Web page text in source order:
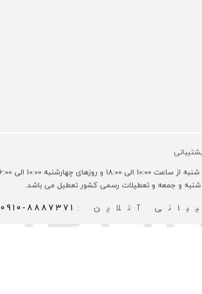
و روزهای چهارشنبه 10:00 الی 16:00 می باشد.
شنبه و جمعه و تعطیلات رسمی کشور تعطیل می باشد.
آنلاین : 0910-8887371